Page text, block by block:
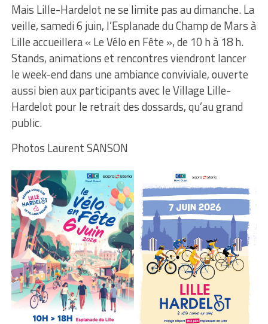
Mais Lille-Hardelot ne se limite pas au dimanche. La
veille, samedi 6 juin, l’Esplanade du Champ de Mars à
Lille accueillera « Le Vélo en Fête », de 10 h à 18 h.
Stands, animations et rencontres viendront lancer
le week-end dans une ambiance conviviale, ouverte
aussi bien aux participants avec le Village Lille-
Hardelot pour le retrait des dossards, qu’au grand
public.
Photos Laurent SANSON